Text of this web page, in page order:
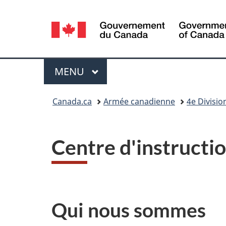
Sélection
de
la
langue
Menu
MENU PRINCIPAL
Canada.ca Armée canadienne 4e
Centre
Qui nous sommes